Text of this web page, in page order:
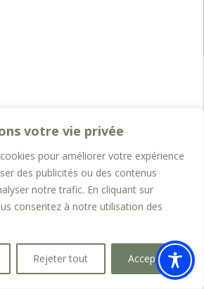
votre vie privée
pour améliorer votre expérience
des publicités ou des contenus
notre trafic. En cliquant sur
consentez à notre utilisation des
Rejeter tout Accepter